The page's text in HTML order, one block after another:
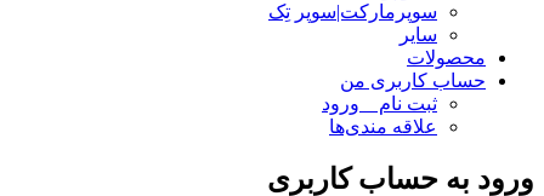
سوپرمارکت|سوپر تِک
سایر
محصولات
حساب کاربری من
ثبت نام _ ورود
علاقه مندی‌ها
ورود به حساب کاربری